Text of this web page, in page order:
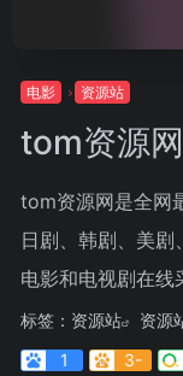
电影 资源站
tom资源网
tom资源网是全网
日剧、韩剧、美
电影和电视剧在线
标签： 资源站
资源
1
3-